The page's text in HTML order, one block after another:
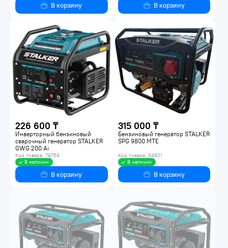
В корзину В корзину
226 600 ₸
Инверторный бензиновый
сварочный генератор STALKER
GWG 200 Ai
Код товара: 79759
В наличии
В корзину
315 000 ₸
Бензиновый генератор STALKER
SPG 9800 MTE
Код товара: 84621
В наличии
В корзину